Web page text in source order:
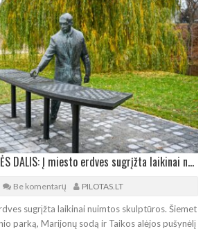
PANEVĖŽIO TAPATYBĖS DALIS: Į miesto erdves sugrįžta laikinai nuimtos skulptūros
Be komentarų PILOTAS.LT
sugrįžta laikinai nuimtos skulptūros. Šiemet
parką, Marijonų sodą ir Taikos alėjos pušynėlį